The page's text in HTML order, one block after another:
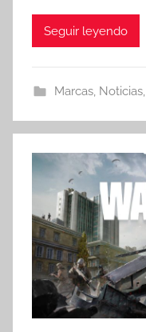
Seguir leyendo
Marcas, Noticias,